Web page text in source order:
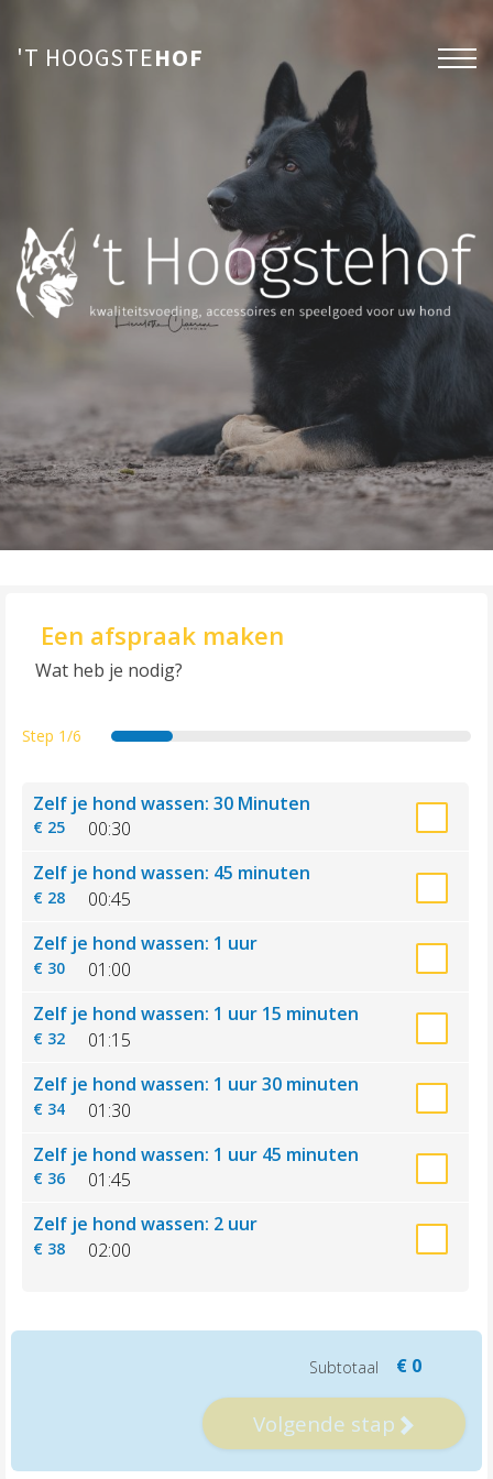
'T HOOGSTEHOF
Home
Naar website hondenhotel
Een afspraak maken
Wat heb je nodig?
Step 1/6 secondary
services
Zelf je hond wassen: 30 Minuten
€ 25
00:30
Zelf je hond wassen: 45 minuten
€ 28
00:45
Zelf je hond wassen: 1 uur
€ 30
01:00
Zelf je hond wassen: 1 uur 15 minuten
€ 32
01:15
Zelf je hond wassen: 1 uur 30 minuten
€ 34
01:30
Zelf je hond wassen: 1 uur 45 minuten
€ 36
01:45
Zelf je hond wassen: 2 uur
€ 38 02:00
Subtotaal € 0
Volgende stap